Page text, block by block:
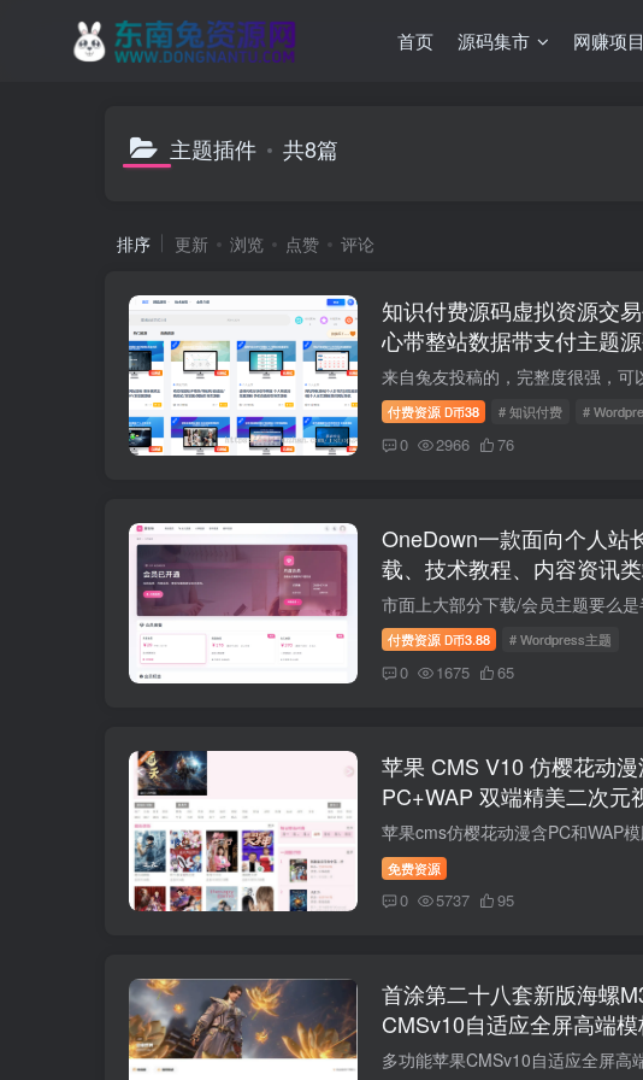
首页 源码集市 网赚项目
主题插件 共8篇
排序 更新 浏览 点赞 评论
知识付费源码虚拟资源交
心带整站数据带支付主题
付费资源 D币38 # 知识付费 #
0 2966 76
OneDown一款面向个人站
载、技术教程、内容资讯
WordPress 主题
付费资源 D币3.88 # Wordpress主题
0 1675 65
苹果 CMS V10 仿樱花动
PC+WAP 双端精美二次元
免费资源
0 5737 95
首涂第二十八套新版海螺
CMSv10自适应全屏高端模